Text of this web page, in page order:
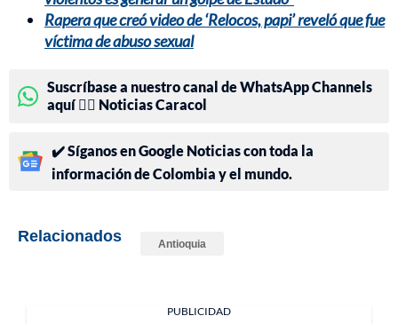
Rapera que creó video de ‘Relocos, papi’ reveló que fue
víctima de abuso sexual
Suscríbase a nuestro canal de WhatsApp Channels
aquí 👉🏻 Noticias Caracol
✔️ Síganos en Google Noticias con toda la
información de Colombia y el mundo.
Relacionados Antioquia
PUBLICIDAD